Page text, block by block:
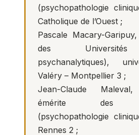
(psychopathologie
Catholique de l’Ouest ;
Pascale Macary-
des
psychanalytiques),
Valéry – Montpellier 3 ;
Jean-Claude
émérite des
(psychopathologie
Rennes 2 ;